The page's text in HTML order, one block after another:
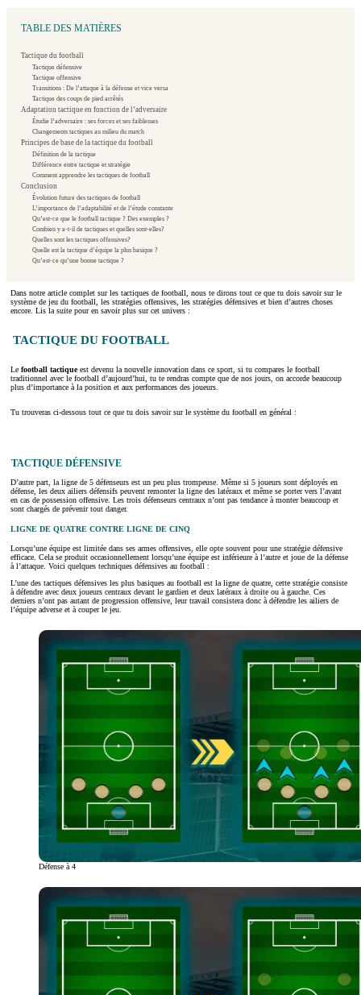
TABLE DES MATIÈRES
Tactique du football
Tactique défensive
Tactique offensive
Transitions : De l’attaque à la défense et vice versa
Tactique des coups de pied arrêtés
Adaptation tactique en fonction de l’adversaire
Étudie l’adversaire : ses forces et ses faiblesses
Changements tactiques au milieu du match
Principes de base de la tactique du football
Définition de la tactique
Différence entre tactique et stratégie
Comment apprendre les tactiques de football
Conclusion
Évolution future des tactiques de football
L’importance de l’adaptabilité et de l’étude constante
Qu’est-ce que le football tactique ? Des exemples ?
Combien y a-t-il de tactiques et quelles sont-elles?
Quelles sont les tactiques offensives?
Quelle est la tactique d’équipe la plus basique ?
Qu’est-ce qu’une bonne tactique ?
Dans notre article complet sur les tactiques de football, nous te dirons tout ce que tu dois savoir sur le
système de jeu du football, les stratégies offensives, les stratégies défensives et bien d’autres choses
encore. Lis la suite pour en savoir plus sur cet univers :
TACTIQUE DU FOOTBALL
Le football tactiqueest devenu la nouvelle innovation dans ce sport, si tu compares le football
traditionnel avec le football d’aujourd’hui, tu te rendras compte que de nos jours, on accorde beaucoup
plus d’importance à la position et aux performances des joueurs.
Tu trouveras ci-dessous tout ce que tu dois savoir sur le système du football en général :
TACTIQUE DÉFENSIVE
D’autre part, la ligne de 5 défenseurs est un peu plus trompeuse. Même si 5 joueurs sont déployés en
défense, les deux ailiers défensifs peuvent remonter la ligne des latéraux et même se porter vers l’avant
en cas de possession offensive. Les trois défenseurs centraux n’ont pas tendance à monter beaucoup et
sont chargés de prévenir tout danger.
LIGNE DE QUATRE CONTRE LIGNE DE CINQ
Lorsqu’une équipe est limitée dans ses armes offensives, elle opte souvent pour une stratégie défensive
efficace. Cela se produit occasionnellement lorsqu’une équipe est inférieure à l’autre et joue de la défense
à l’attaque. Voici quelques techniques défensives au football :
L’une des tactiques défensives les plus basiques au football est la ligne de quatre, cette stratégie consiste
à défendre avec deux joueurs centraux devant le gardien et deux latéraux à droite ou à gauche. Ces
derniers n’ont pas autant de progression offensive, leur travail consistera donc à défendre les ailiers de
l’équipe adverse et à couper le jeu.
Défense à 4